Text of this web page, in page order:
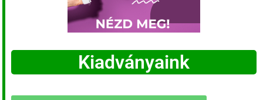
Kiadványaink